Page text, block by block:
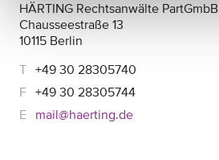
HÄRTING Rechtsanwälte PartGmbB
Chausseestraße 13
10115 Berlin
+49 30 28305740
+49 30 28305744
mail@haerting.de